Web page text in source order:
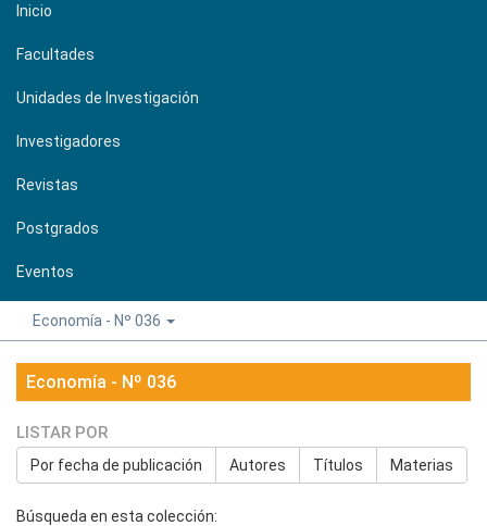
Inicio
Facultades
Unidades de Investigación
Investigadores
Revistas
Postgrados
Eventos
Economía - Nº 036
Economía - Nº 036
LISTAR POR
Por fecha de publicación Autores Títulos Materias
Búsqueda en esta colección: